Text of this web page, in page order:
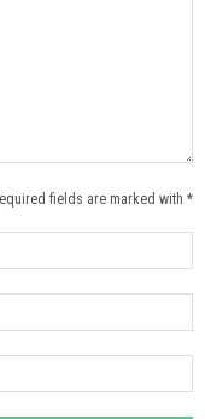
fields are marked with *